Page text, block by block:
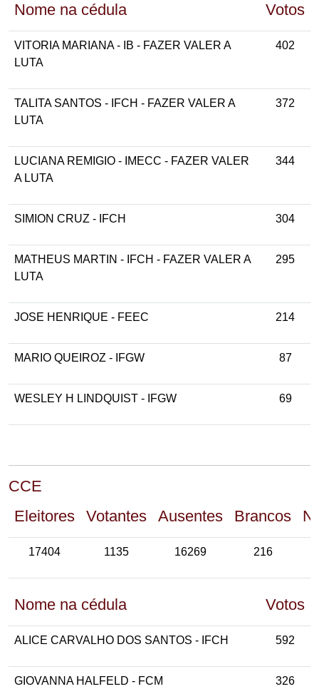
Nome na cédula Votos
VITORIA MARIANA - IB - FAZER VALER A
LUTA
402
TALITA SANTOS - IFCH - FAZER VALER A
LUTA
372
LUCIANA REMIGIO - IMECC - FAZER VALER
A LUTA
344
SIMION CRUZ - IFCH 304
MATHEUS MARTIN - IFCH - FAZER VALER A
LUTA
295
JOSE HENRIQUE - FEEC 214
MARIO QUEIROZ - IFGW 87
WESLEY H LINDQUIST - IFGW 69
CCE
Eleitores
Votantes Ausentes Brancos
17404 1135 16269 216
Nome na cédula Votos
ALICE CARVALHO DOS SANTOS - IFCH 592
GIOVANNA HALFELD - FCM 326